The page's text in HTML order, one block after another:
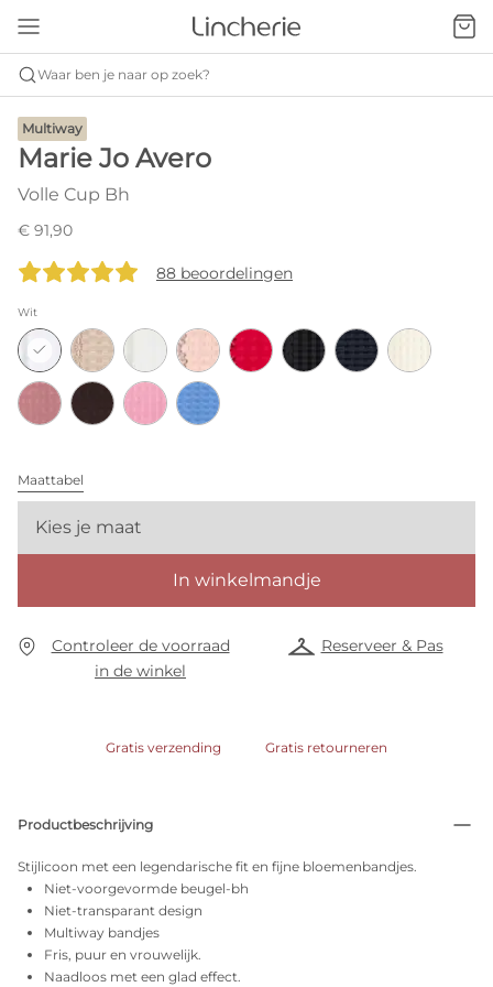
Waar ben je naar op zoek?
Multiway
Marie Jo Avero
Volle Cup Bh
€ 91,90
88 beoordelingen
Wit
Maattabel
Kies je maat
In winkelmandje
Controleer de voorraad
in de winkel
Reserveer & Pas
Gratis verzending Gratis retourneren
Productbeschrijving
Stijlicoon met een legendarische fit en fijne bloemenbandjes.
Niet-voorgevormde beugel-bh
Niet-transparant design
Multiway bandjes
Fris, puur en vrouwelijk.
Naadloos met een glad effect.